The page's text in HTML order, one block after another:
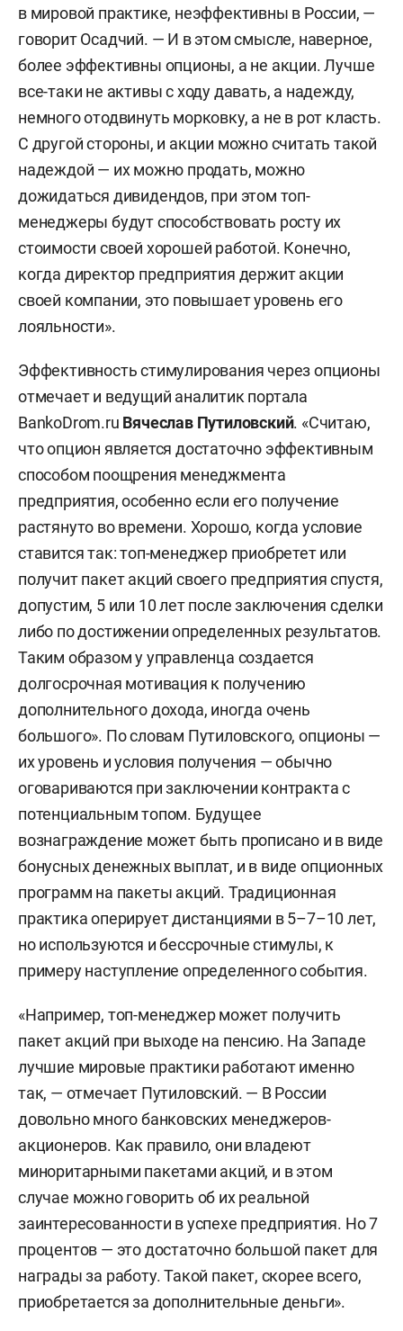
в мировой практике, неэффективны в России, —
говорит Осадчий. — И в этом смысле, наверное,
более эффективны опционы, а не акции. Лучше
все-таки не активы с ходу давать, а надежду,
немного отодвинуть морковку, а не в рот класть.
С другой стороны, и акции можно считать такой
надеждой — их можно продать, можно
дожидаться дивидендов, при этом топ-
менеджеры будут способствовать росту их
стоимости своей хорошей работой. Конечно,
когда директор предприятия держит акции
своей компании, это повышает уровень его
лояльности».
Эффективность стимулирования через опционы
отмечает и ведущий аналитик портала
BankoDrom.ru Вячеслав Путиловский. «Считаю,
что опцион является достаточно эффективным
способом поощрения менеджмента
предприятия, особенно если его получение
растянуто во времени. Хорошо, когда условие
ставится так: топ-менеджер приобретет или
получит пакет акций своего предприятия спустя,
допустим, 5 или 10 лет после заключения сделки
либо по достижении определенных результатов.
Таким образом у управленца создается
долгосрочная мотивация к получению
дополнительного дохода, иногда очень
большого». По словам Путиловского, опционы —
их уровень и условия получения — обычно
оговариваются при заключении контракта с
потенциальным топом. Будущее
вознаграждение может быть прописано и в виде
бонусных денежных выплат, и в виде опционных
программ на пакеты акций. Традиционная
практика оперирует дистанциями в 5–7–10 лет,
но используются и бессрочные стимулы, к
примеру наступление определенного события.
«Например, топ-менеджер может получить
пакет акций при выходе на пенсию. На Западе
лучшие мировые практики работают именно
так, — отмечает Путиловский. — В России
довольно много банковских менеджеров-
акционеров. Как правило, они владеют
миноритарными пакетами акций, и в этом
случае можно говорить об их реальной
заинтересованности в успехе предприятия. Но 7
процентов — это достаточно большой пакет для
награды за работу. Такой пакет, скорее всего,
приобретается за дополнительные деньги».